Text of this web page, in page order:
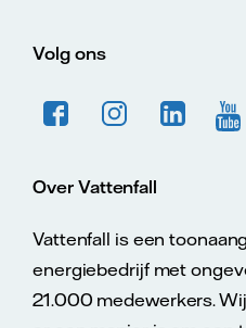
Volg ons
Over Vattenfall
Vattenfall is een
energiebedrijf met
21.000 medewerkers.